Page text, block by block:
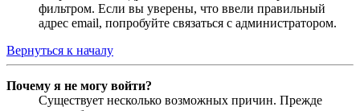
фильтром. Если вы уверены, что ввели правильный
адрес email, попробуйте связаться с администратором.
Вернуться к началу
Почему я не могу войти?
Существует несколько возможных причин. Прежде